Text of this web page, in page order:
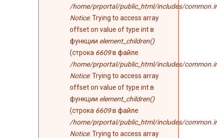
/home/prportal/public_html/includes/
Notice: Trying to access array
offset on value of type int в
функции element_children()
(строка 6609в файле
/home/prportal/public_html/includes/
Notice: Trying to access array
offset on value of type int в
функции element_children()
(строка 6609в файле
/home/prportal/public_html/includes/
Notice: Trying to access array